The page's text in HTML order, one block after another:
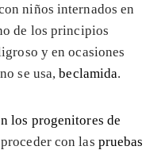
niños internados en
de los principios
y en ocasiones
se usa,beclamida.
los progenitores de
con las pruebas